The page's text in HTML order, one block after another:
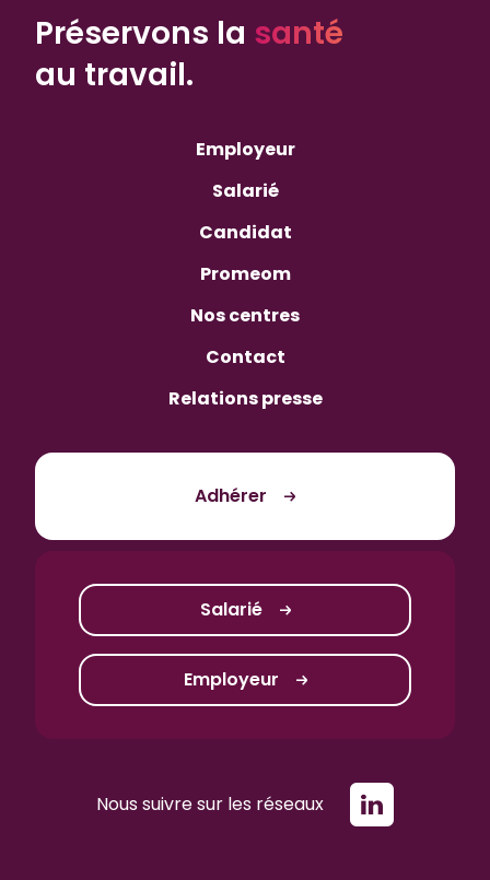
Préservons la santé
au travail.
Employeur
Salarié
Candidat
Promeom
Nos centres
Contact
Relations presse
Adhérer
Salarié
Employeur
Nous suivre sur les réseaux